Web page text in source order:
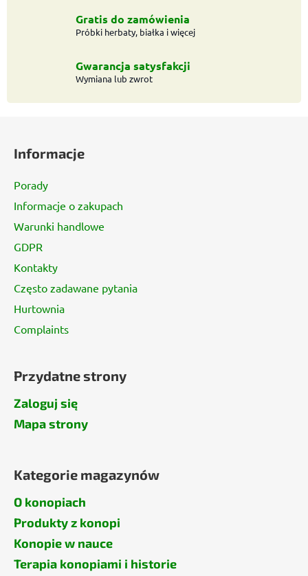
l
i
t
Gratis do zamówienia
Próbki herbaty, białka i więcej
Gwarancja satysfakcji
Wymiana lub zwrot
Informacje
Porady
Informacje o zakupach
Warunki handlowe
GDPR
Kontakty
Często zadawane pytania
Hurtownia
Complaints
Przydatne strony
Zaloguj się
Mapa strony
Kategorie magazynów
O konopiach
Produkty z konopi
Konopie w nauce
Terapia konopiami i historie